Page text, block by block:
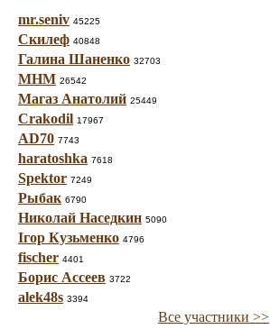
mr.seniv 45225
Скилеф 40848
Галина Шаненко 32703
МНМ 26542
Магаз Анатолий 25449
Crakodil 17967
AD70 7743
haratoshka 7618
Spektor 7249
Рыбак 6790
Николай Наседкин 5090
Ігор Кузьменко 4796
fischer 4401
Борис Ассеев 3722
alek48s 3394
Все участники >>